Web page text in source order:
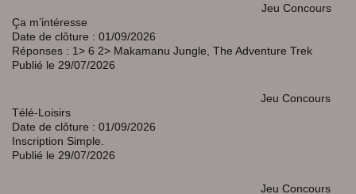
Jeu Concours
Ça m’intéresse
Date de clôture : 01/09/2026
Réponses : 1> 6 2> Makamanu Jungle, The Adventure Trek
Publié le 29/07/2026
Jeu Concours
Télé-Loisirs
Date de clôture : 01/09/2026
Inscription Simple.
Publié le 29/07/2026
Jeu Concours